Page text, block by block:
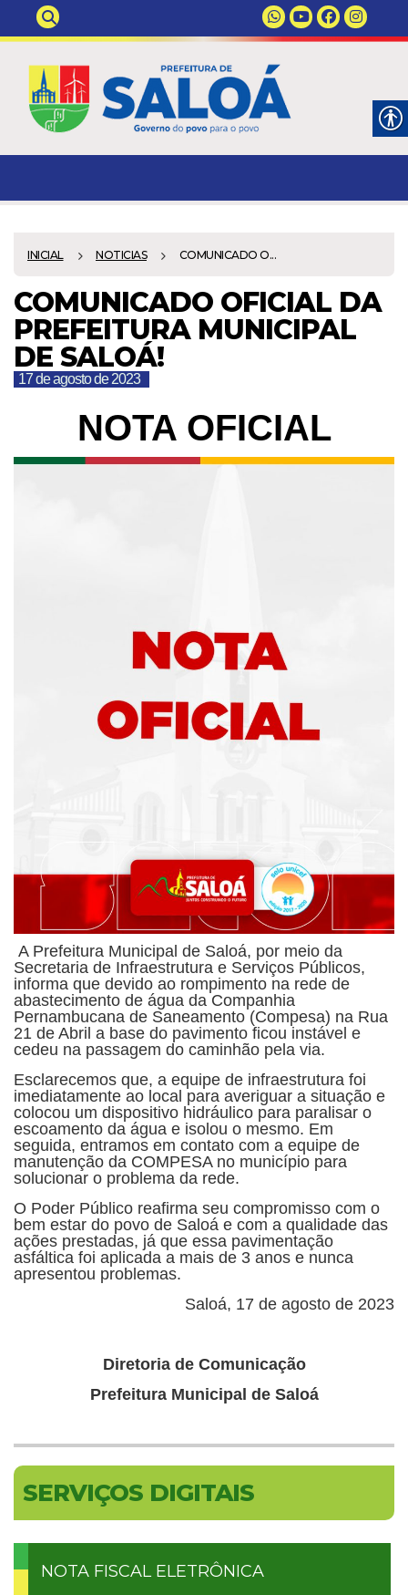
INICIAL NOTICIAS COMUNICADO O...
COMUNICADO OFICIAL DA
PREFEITURA MUNICIPAL
DE SALOÁ!
17 de agosto de 2023
NOTA OFICIAL
A Prefeitura Municipal de Saloá, por meio da
Secretaria de Infraestrutura e Serviços Públicos,
informa que devido ao rompimento na rede de
abastecimento de água da Companhia
Pernambucana de Saneamento (Compesa) na Rua
21 de Abril a base do pavimento ficou instável e
cedeu na passagem do caminhão pela via.
Esclarecemos que, a equipe de infraestrutura foi
imediatamente ao local para averiguar a situação e
colocou um dispositivo hidráulico para paralisar o
escoamento da água e isolou o mesmo. Em
seguida, entramos em contato com a equipe de
manutenção da COMPESA no município para
solucionar o problema da rede.
O Poder Público reafirma seu compromisso com o
bem estar do povo de Saloá e com a qualidade das
ações prestadas, já que essa pavimentação
asfáltica foi aplicada a mais de 3 anos e nunca
apresentou problemas.
Saloá, 17 de agosto de 2023
Diretoria de Comunicação
Prefeitura Municipal de Saloá
SERVIÇOS DIGITAIS
NOTA FISCAL ELETRÔNICA